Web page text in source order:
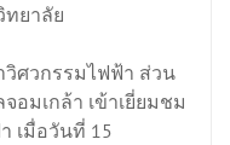
ยาลัย
ศวกรรมไฟฟ้า ส่วน
อมเกล้า เข้าเยี่ยมชม
เมื่อวันที่ 15